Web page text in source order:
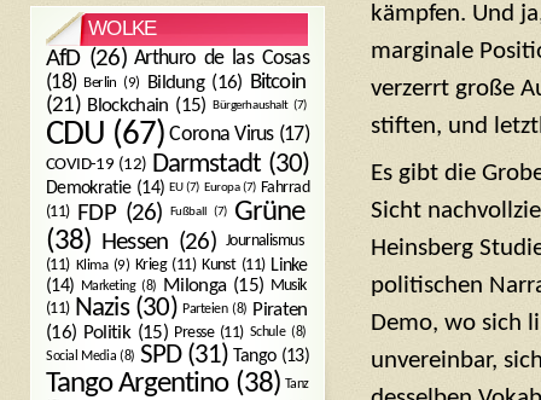
kämpfen. Und
marginale
verzerrt große
stiften, und
Es gibt die
Sicht
Heinsberg
politischen
Demo, wo sich
unvereinbar,
WOLKE
AfD(26) Arthuro de las Cosas
(18) Berlin (9) Bildung(16) Bitcoin
(21) Blockchain (15) Bürgerhaushalt (7)
CDU (67) Corona Virus(17)
COVID-19 (12) Darmstadt (30)
Demokratie(14) EU(7) Europa(7) Fahrrad
(11)
FDP(26) Fußball (7)
Grüne
(38) Hessen (26) Journalismus
(11) Klima(9) Krieg(11) Kunst(11) Linke
(14) Marketing(8) Milonga(15) Musik
(11) Nazis(30) Parteien(8) Piraten
(16) Politik(15) Presse(11) Schule(8)
Social Media (8) SPD(31) Tango(13)
Tango Argentino(38) Tanz